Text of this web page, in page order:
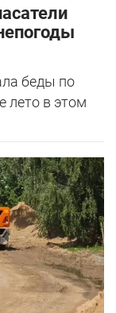
беды по
лето в этом